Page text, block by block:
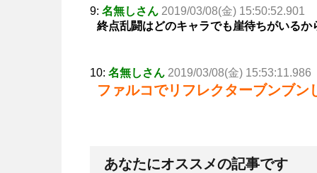
9: 名無しさん 2019/03/08(金) 15:50:52.901
終点乱闘はどのキャラでも崖待ちがいるか
10: 名無しさん 2019/03/08(金) 15:53:11.986
ファルコでリフレクターブンブン
あなたにオススメの記事です